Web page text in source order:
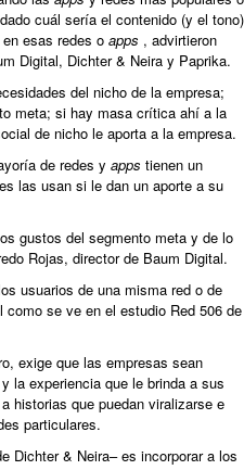
cuál sería el contenido (y el tono)
esas redes o apps , advirtieron
Digital, Dichter & Neira y Paprika.
del nicho de la empresa;
meta; si hay masa crítica ahí a la
de nicho le aporta a la empresa.
de redes y apps tienen un
las usan si le dan un aporte a su
gustos del segmento meta y de lo
Rojas, director de Baum Digital.
usuarios de una misma red o de
se ve en el estudio Red 506 de
exige que las empresas sean
la experiencia que le brinda a sus
historias que puedan viralizarse e
particulares.
Dichter & Neira– es incorporar a los